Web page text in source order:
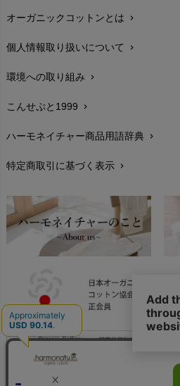
在庫状況と発送予定chevron_right
サイズ・寸法chevron_right
生地・素材chevron_right
お手入れについて
レビューを書こうchevron_right
返品交換chevron_right
FAXでのご注文
お問い合わせchevron_right
オーガニックコットンとは chevron_right
個人情報取り扱いについて chevron_right
環境への取り組み chevron_right
こんせぷと1999 chevron_right
ハーモネイチャー商品用語辞典 chevron_right
特定商取引に基づく表示 chevron_right